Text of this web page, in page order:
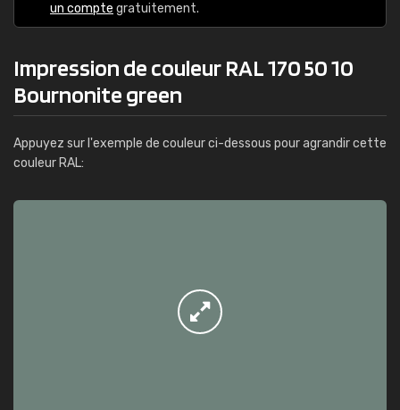
un compte gratuitement.
Impression de couleur RAL 170 50 10
Bournonite green
Appuyez sur l'exemple de couleur ci-dessous pour agrandir cette
couleur RAL: